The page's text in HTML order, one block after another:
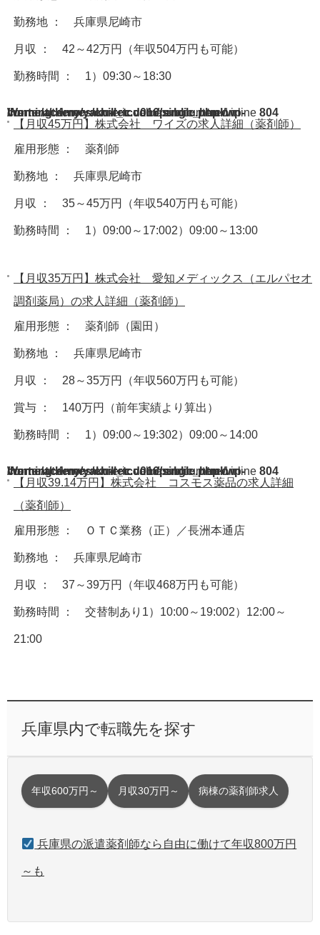
勤務地 ： 兵庫県尼崎市
月収 ： 42～42万円（年収504万円も可能）
勤務時間 ： 1）09:30～18:30
Warning: A non-numeric value encountered in
/home/acdmy/yaku-rec.com/public_html/wp-content/themes/chill_tcd016/single.phpon line 804
【月収45万円】株式会社 ワイズの求人詳細（薬剤師）
雇用形態 ： 薬剤師
勤務地 ： 兵庫県尼崎市
月収 ： 35～45万円（年収540万円も可能）
勤務時間 ： 1）09:00～17:002）09:00～13:00
【月収35万円】株式会社 愛知メディックス（エルパセオ
調剤薬局）の求人詳細（薬剤師）
雇用形態 ： 薬剤師（園田）
勤務地 ： 兵庫県尼崎市
月収 ： 28～35万円（年収560万円も可能）
賞与 ： 140万円（前年実績より算出）
勤務時間 ： 1）09:00～19:302）09:00～14:00
Warning: A non-numeric value encountered in
/home/acdmy/yaku-rec.com/public_html/wp-content/themes/chill_tcd016/single.phpon line 804
【月収39.14万円】株式会社 コスモス薬品の求人詳細
（薬剤師）
雇用形態 ： ＯＴＣ業務（正）／長洲本通店
勤務地 ： 兵庫県尼崎市
月収 ： 37～39万円（年収468万円も可能）
勤務時間 ： 交替制あり1）10:00～19:002）12:00～
21:00
兵庫県内で転職先を探す
年収600万円～ 月収30万円～ 病棟の薬剤師求人
兵庫県の派遣薬剤師なら自由に働けて年収800万円
～も